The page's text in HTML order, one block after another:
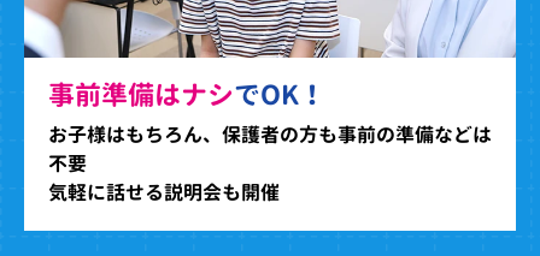
事前準備はナシでOK！
お子様はもちろん、保護者の方も事前の準備などは
不要
気軽に話せる説明会も開催